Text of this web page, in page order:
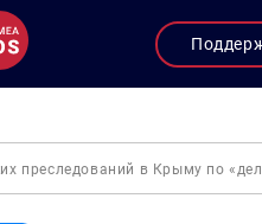
преследований в Крыму по